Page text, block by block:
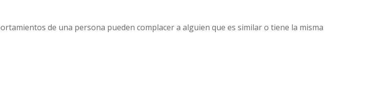
de una persona pueden complacer a alguien que es similar o tiene la misma